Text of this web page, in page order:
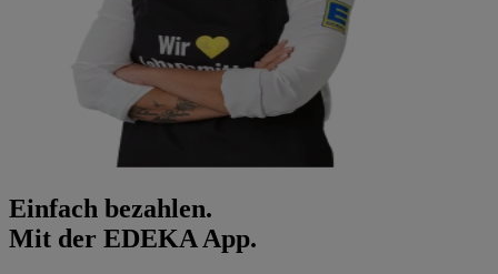
Einfach bezahlen.
Mit der EDEKA App.